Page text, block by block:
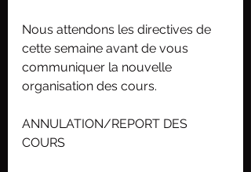
Nous attendons les directives de
cette semaine avant de vous
communiquer la nouvelle
organisation des cours.
ANNULATION/REPORT DES
COURS